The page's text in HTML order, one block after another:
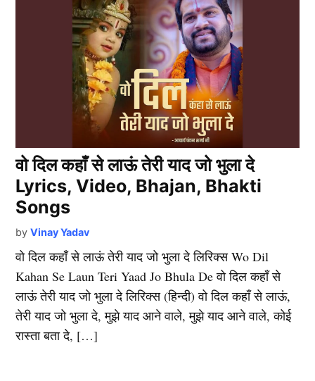
वो दिल कहाँ से लाऊं तेरी याद जो भुला दे
Lyrics, Video, Bhajan, Bhakti
Songs
by Vinay Yadav
वो दिल कहाँ से लाऊं तेरी याद जो भुला दे लिरिक्स Wo Dil
Kahan Se Laun Teri Yaad Jo Bhula De वो दिल कहाँ से
लाऊं तेरी याद जो भुला दे लिरिक्स (हिन्दी) वो दिल कहाँ से लाऊं,
तेरी याद जो भुला दे, मुझे याद आने वाले, मुझे याद आने वाले, कोई
रास्ता बता दे, […]